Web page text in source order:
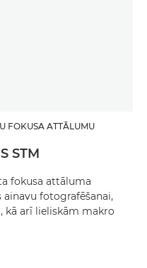
FOKUSA ATTĀLUMU
STM
fokusa attāluma
fotografēšanai,
kā arī lieliskām makro